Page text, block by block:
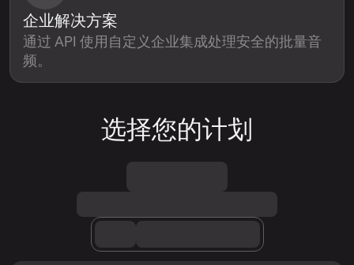
企业解决方案
通过 API 使用自定义企业集成处理安全的批量音
频。
选择您的计划